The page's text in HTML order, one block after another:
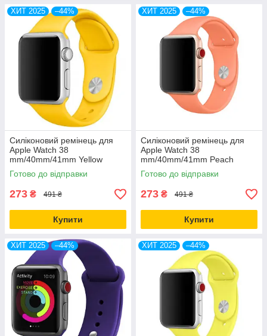
ХИТ 2025 –44%
Силіконовий ремінець для
Apple Watch 38
mm/40mm/41mm Yellow
жовтий
Готово до відправки
273 ₴ 491 ₴
Купити
ХИТ 2025 –44%
Силіконовий ремінець для
Apple Watch 38
mm/40mm/41mm Peach
жовтогарячий
Готово до відправки
273 ₴ 491 ₴
Купити
ХИТ 2025 –44% ХИТ 2025 –44%